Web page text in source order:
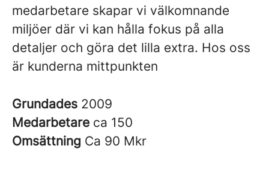
medarbetare skapar vi välkomnande
miljöer där vi kan hålla fokus på alla
detaljer och göra det lilla extra. Hos oss
är kunderna mittpunkten
Grundades 2009
Medarbetare ca 150
Omsättning Ca 90 Mkr